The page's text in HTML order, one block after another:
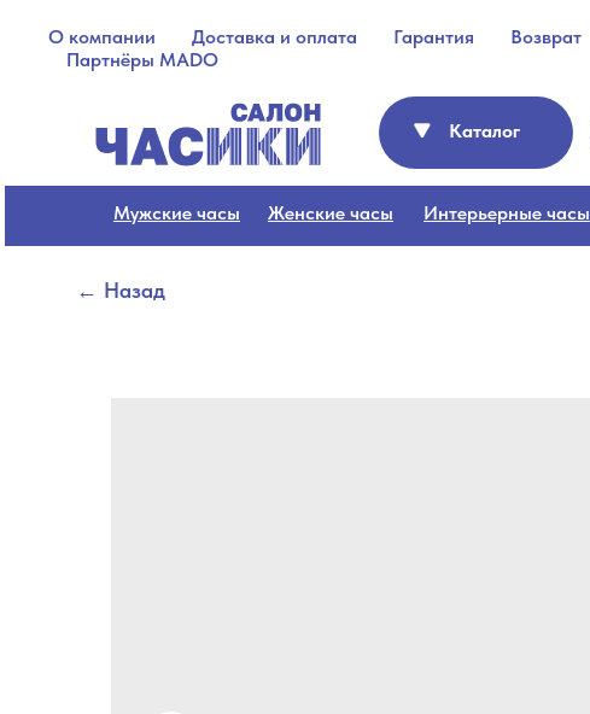
О компании Доставка и оплата Гарантия Возврат
Партнёры MADO
Мужские часы Женские часы Интерьерные часы
← Назад
Каталог